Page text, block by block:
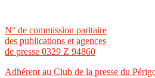
N° de commission paritaire
des publications et agences
de presse 0329 Z 94860
Adhérent au Club de la presse du